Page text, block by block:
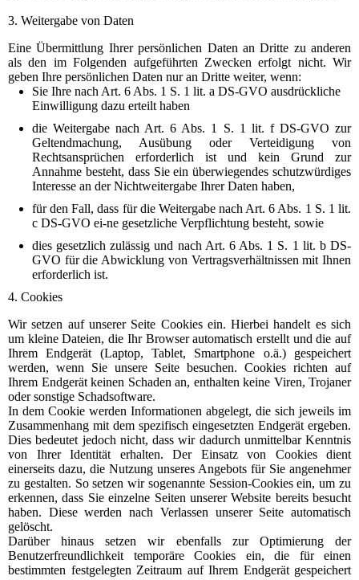
3. Weitergabe von Daten
Eine Übermittlung Ihrer persönlichen Daten an Dritte zu anderen
als den im Folgenden aufgeführten Zwecken erfolgt nicht. Wir
geben Ihre persönlichen Daten nur an Dritte weiter, wenn:
Sie Ihre nach Art. 6 Abs. 1 S. 1 lit. a DS-GVO ausdrückliche
Einwilligung dazu erteilt haben
die Weitergabe nach Art. 6 Abs. 1 S. 1 lit. f DS-GVO zur
Geltendmachung, Ausübung oder Verteidigung von
Rechtsansprüchen erforderlich ist und kein Grund zur
Annahme besteht, dass Sie ein überwiegendes schutzwürdiges
Interesse an der Nichtweitergabe Ihrer Daten haben,
für den Fall, dass für die Weitergabe nach Art. 6 Abs. 1 S. 1 lit.
c DS-GVO ei-ne gesetzliche Verpflichtung besteht, sowie
dies gesetzlich zulässig und nach Art. 6 Abs. 1 S. 1 lit. b DS-
GVO für die Abwicklung von Vertragsverhältnissen mit Ihnen
erforderlich ist.
4. Cookies
Wir setzen auf unserer Seite Cookies ein. Hierbei handelt es sich
um kleine Dateien, die Ihr Browser automatisch erstellt und die auf
Ihrem Endgerät (Laptop, Tablet, Smartphone o.ä.) gespeichert
werden, wenn Sie unsere Seite besuchen. Cookies richten auf
Ihrem Endgerät keinen Schaden an, enthalten keine Viren, Trojaner
oder sonstige Schadsoftware.
In dem Cookie werden Informationen abgelegt, die sich jeweils im
Zusammenhang mit dem spezifisch eingesetzten Endgerät ergeben.
Dies bedeutet jedoch nicht, dass wir dadurch unmittelbar Kenntnis
von Ihrer Identität erhalten. Der Einsatz von Cookies dient
einerseits dazu, die Nutzung unseres Angebots für Sie angenehmer
zu gestalten. So setzen wir sogenannte Session-Cookies ein, um zu
erkennen, dass Sie einzelne Seiten unserer Website bereits besucht
haben. Diese werden nach Verlassen unserer Seite automatisch
gelöscht.
Darüber hinaus setzen wir ebenfalls zur Optimierung der
Benutzerfreundlichkeit temporäre Cookies ein, die für einen
bestimmten festgelegten Zeitraum auf Ihrem Endgerät gespeichert